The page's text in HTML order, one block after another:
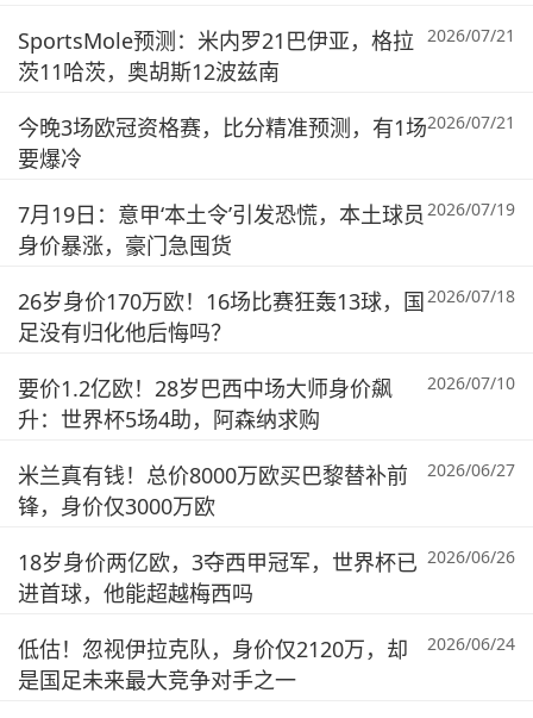
SportsMole预测：米内罗21巴伊亚，格拉
茨11哈茨，奥胡斯12波兹南
2026/07/21
今晚3场欧冠资格赛，比分精准预测，有1场
要爆冷
2026/07/21
7月19日：意甲‘本土令’引发恐慌，本土球员
身价暴涨，豪门急囤货
2026/07/19
26岁身价170万欧！16场比赛狂轰13球，国
足没有归化他后悔吗？
2026/07/18
要价1.2亿欧！28岁巴西中场大师身价飙
升：世界杯5场4助，阿森纳求购
2026/07/10
米兰真有钱！总价8000万欧买巴黎替补前
锋，身价仅3000万欧
2026/06/27
18岁身价两亿欧，3夺西甲冠军，世界杯已
进首球，他能超越梅西吗
2026/06/26
低估！忽视伊拉克队，身价仅2120万，却
是国足未来最大竞争对手之一
2026/06/24